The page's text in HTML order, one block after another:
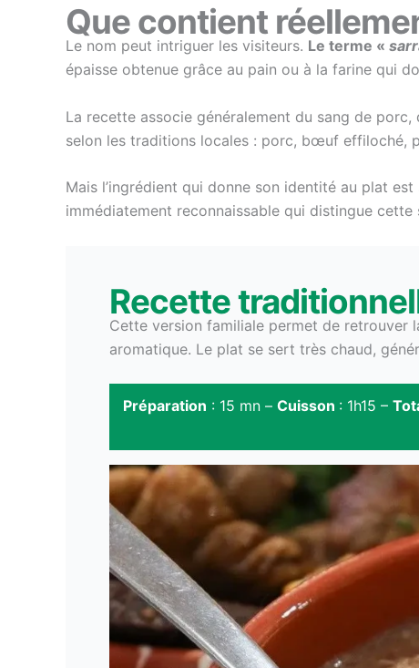
Que contient
Le nom peut intriguer les visiteurs. Le terme «
épaisse obtenue grâce au pain ou à la farine qui
La recette associe généralement du sang de
selon les traditions locales : porc, bœuf effiloché,
Mais l’ingrédient qui donne son identité au plat
immédiatement reconnaissable qui distingue
Recette
Cette version familiale permet de retrouver
aromatique. Le plat se sert très chaud,
Préparation : 15 mn – Cuisson : 1h15 –